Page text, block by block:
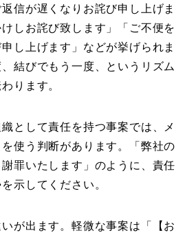
信が遅くなりお詫び申し上げま
しお詫び致します」「ご不便を
し上げます」などが挙げられま
結びでもう一度、というリズム
ります。
として責任を持つ事案では、メ
使う判断があります。「弊社の
罪いたします」のように、責任
示してください。
が出ます。軽微な事案は「【お